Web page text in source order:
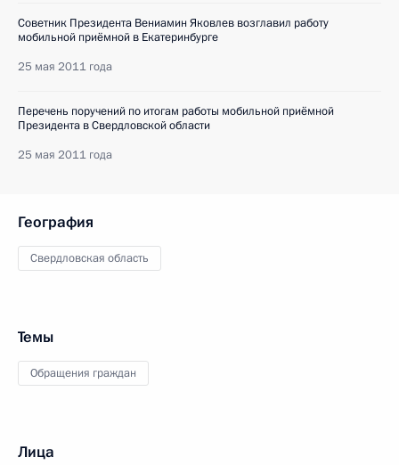
Советник Президента Вениамин Яковлев возглавил работу
мобильной приёмной в Екатеринбурге
25 мая 2011 года
Перечень поручений по итогам работы мобильной приёмной
Президента в Свердловской области
25 мая 2011 года
География
Свердловская область
Темы
Обращения граждан
Лица